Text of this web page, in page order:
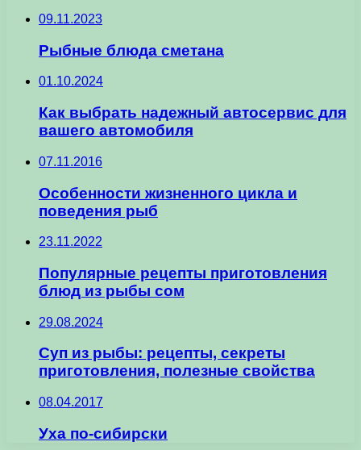
09.11.2023
Рыбные блюда сметана
01.10.2024
Как выбрать надежный автосервис для
вашего автомобиля
07.11.2016
Особенности жизненного цикла и
поведения рыб
23.11.2022
Популярные рецепты приготовления
блюд из рыбы сом
29.08.2024
Суп из рыбы: рецепты, секреты
приготовления, полезные свойства
08.04.2017
Уха по-сибирски